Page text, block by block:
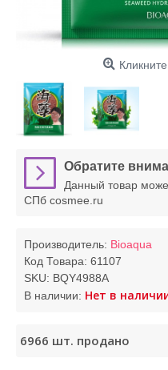
Обратите
Данный товар
СПб cosmee.ru
Производитель: Bioaqua
Код Товара: 61107
SKU: BQY4988A
В наличии: Нет в
6966 шт. продано